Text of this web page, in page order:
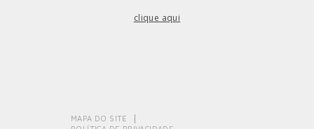
clique aqui
MAPA DO SITE